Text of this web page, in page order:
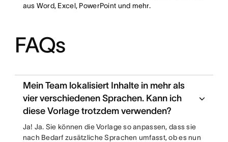
aus Word, Excel, PowerPoint und mehr.
FAQs
Mein Team lokalisiert Inhalte in mehr als
vier verschiedenen Sprachen. Kann ich
diese Vorlage trotzdem verwenden?
Ja! Ja. Sie können die Vorlage so anpassen, dass sie
nach Bedarf zusätzliche Sprachen umfasst, ob es nun